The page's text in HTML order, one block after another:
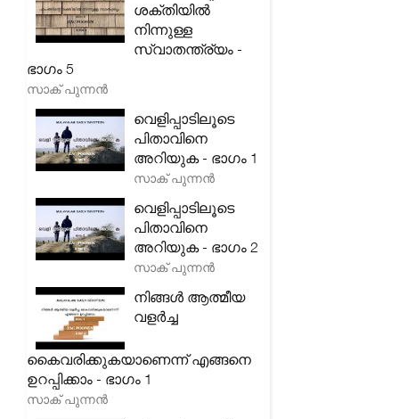
ശക്തിയിൽ
നിന്നുള്ള
സ്വാതന്ത്ര്യം -
ഭാഗം 5
സാക് പുന്നൻ
വെളിപ്പാടിലൂടെ
പിതാവിനെ
അറിയുക - ഭാഗം 1
സാക് പുന്നൻ
വെളിപ്പാടിലൂടെ
പിതാവിനെ
അറിയുക - ഭാഗം 2
സാക് പുന്നൻ
നിങ്ങൾ ആത്മീയ
വളർച്ച
കൈവരിക്കുകയാണെന്ന് എങ്ങനെ
ഉറപ്പിക്കാം - ഭാഗം 1
സാക് പുന്നൻ